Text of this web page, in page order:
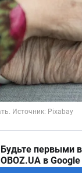
Будьте первыми
OBOZ.UA в Google